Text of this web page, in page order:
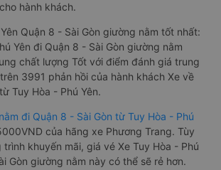
hành khách.
Quận 8 - Sài Gòn giường nằm tốt nhất:
Yên đi Quận 8 - Sài Gòn giường nằm
chất lượng Tốt với điểm đánh giá trung
3991 phản hồi của hành khách Xe về
Tuy Hòa - Phú Yên.
đi Quận 8 - Sài Gòn từ Tuy Hòa - Phú
của hãng xe Phương Trang. Tùy
khuyến mãi, giá vé Xe Tuy Hòa - Phú
Gòn giường nằm này có thể sẽ rẻ hơn.